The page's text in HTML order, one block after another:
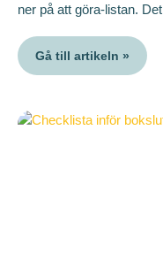
ner på att göra-listan. Det
Gå till artikeln »